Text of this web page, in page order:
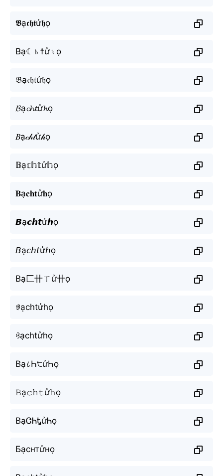
𝕭ạ𝖈𝖍𝖙ử𝖍ọ
Bạ☾♄☨ử♄ọ
𝔅ạ𝔠𝔥𝔱ử𝔥ọ
𝓑ạ𝓬𝓱𝓽ử𝓱ọ
𝐵ạ𝒸𝒽𝓉ử𝒽ọ
𝔹ạ𝕔𝕙𝕥ử𝕙ọ
𝐁ạ𝐜𝐡𝐭ử𝐡ọ
𝘽ạ𝙘𝙝𝙩ử𝙝ọ
𝘉ạ𝘤𝘩𝘵ử𝘩ọ
Bạ匚卄ㄒử卄ọ
ꃃạchtửhọ
ꃳạchtửhọ
Bạ८Һ੮ửҺọ
𝙱ạ𝚌𝚑𝚝ử𝚑ọ
BạᏣᏂᎿửᏂọ
Бạснтửнọ